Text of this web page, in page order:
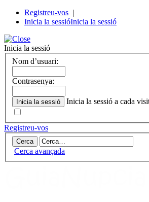
Registreu-vos |
Inicia la sessióInicia la sessió
Inicia la sessió
Nom d’usuari:
Contrasenya:
Inicia la sessió a cada
Registreu-vos
Cerca avançada